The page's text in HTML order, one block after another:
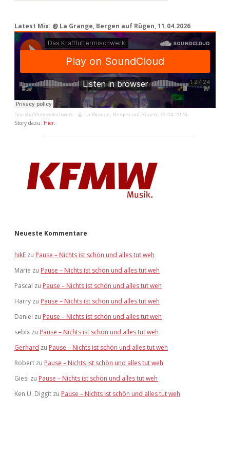
Latest Mix: @ La Grange, Bergen auf Rügen, 11.04.2026
Das Kraftfuttermischwerk · @ La Grange, Bergen auf Rügen, 11.04.2026
Story dazu: Hier
Neueste Kommentare
hikE zu Pause – Nichts ist schön und alles tut weh
Marie zu Pause – Nichts ist schön und alles tut weh
Pascal zu Pause – Nichts ist schön und alles tut weh
Harry zu Pause – Nichts ist schön und alles tut weh
Daniel zu Pause – Nichts ist schön und alles tut weh
sebix zu Pause – Nichts ist schön und alles tut weh
Gerhard zu Pause – Nichts ist schön und alles tut weh
Robert zu Pause – Nichts ist schön und alles tut weh
Giesi zu Pause – Nichts ist schön und alles tut weh
Ken U. Diggit zu Pause – Nichts ist schön und alles tut weh